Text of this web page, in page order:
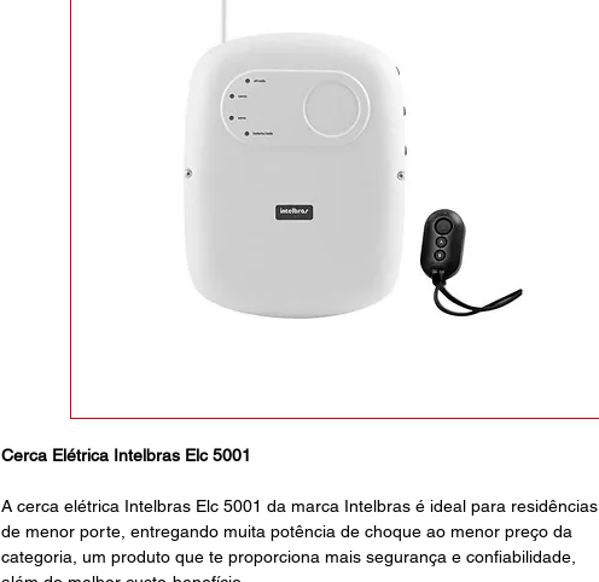
Cerca Elétrica Intelbras Elc 5001
A cerca elétrica Intelbras Elc 5001 da marca Intelbras é ideal para residências
de menor porte, entregando muita potência de choque ao menor preço da
categoria, um produto que te proporciona mais segurança e confiabilidade,